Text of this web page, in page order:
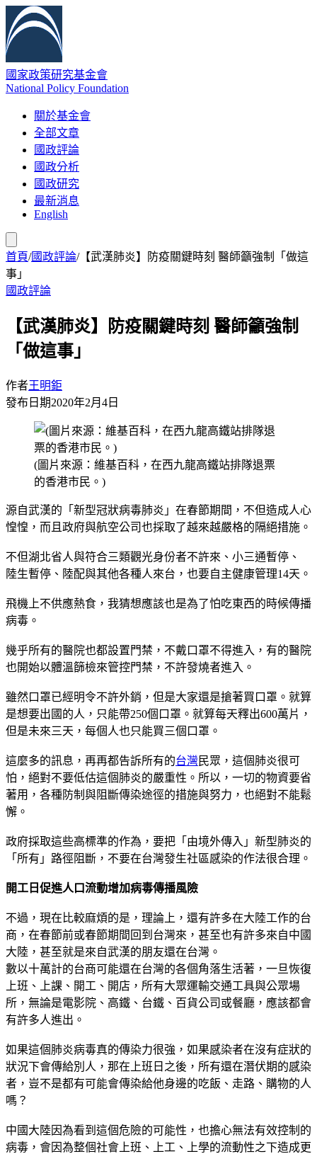
國家政策研究基金會
National Policy Foundation
關於基金會
全部文章
國政評論
國政分析
國政研究
最新消息
English
首頁/國政評論/【武漢肺炎】防疫關鍵時刻 醫師籲強制「做這
事」
國政評論
【武漢肺炎】防疫關鍵時刻 醫師籲強制
「做這事」
作者王明鉅
發布日期2020年2月4日
(圖片來源：維基百科，在西九龍高鐵站排隊退票
的香港市民。)
源自武漢的「新型冠狀病毒肺炎」在春節期間，不但造成人心
惶惶，而且政府與航空公司也採取了越來越嚴格的隔絕措施。
不但湖北省人與符合三類觀光身份者不許來、小三通暫停、
陸生暫停、陸配與其他各種人來台，也要自主健康管理14天。
飛機上不供應熱食，我猜想應該也是為了怕吃東西的時候傳播
病毒。
幾乎所有的醫院也都設置門禁，不戴口罩不得進入，有的醫院
也開始以體溫篩檢來管控門禁，不許發燒者進入。
雖然口罩已經明令不許外銷，但是大家還是搶著買口罩。就算
是想要出國的人，只能帶250個口罩。就算每天釋出600萬片，
但是未來三天，每個人也只能買三個口罩。
這麼多的訊息，再再都告訴所有的台灣 民眾，這個肺炎很可
怕，絕對不要低估這個肺炎的嚴重性。所以，一切的物資要省
著用，各種防制與阻斷傳染途徑的措施與努力，也絕對不能鬆
懈。
政府採取這些高標準的作為，要把「由境外傳入」新型肺炎的
「所有」路徑阻斷，不要在台灣發生社區感染的作法很合理。
開工日促進人口流動增加病毒傳播風險
不過，現在比較麻煩的是，理論上，還有許多在大陸工作的台
商，在春節前或春節期間回到台灣來，甚至也有許多來自中國
大陸，甚至就是來自武漢的朋友還在台灣。
數以十萬計的台商可能還在台灣的各個角落生活著，一旦恢復
上班、上課、開工、開店，所有大眾運輸交通工具與公眾場
所，無論是電影院、高鐵、台鐵、百貨公司或餐廳，應該都會
有許多人進出。
如果這個肺炎病毒真的傳染力很強，如果感染者在沒有症狀的
狀況下會傳給別人，那在上班日之後，所有還在潛伏期的感染
者，豈不是都有可能會傳染給他身邊的吃飯、走路、購物的人
嗎？
中國大陸因為看到這個危險的可能性，也擔心無法有效控制的
病毒，會因為整個社會上班、上工、上學的流動性之下造成更